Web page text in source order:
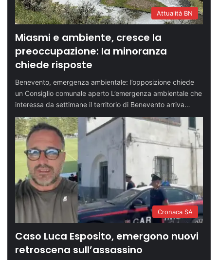
Attualità BN
Miasmi e ambiente, cresce la
preoccupazione: la minoranza
chiede risposte
Benevento, emergenza ambientale: l’opposizione chiede
un Consiglio comunale aperto L’emergenza ambientale che
interessa da settimane il territorio di Benevento arriva…
Cronaca SA
Caso Luca Esposito, emergono nuovi
retroscena sull’assassino